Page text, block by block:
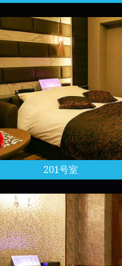
201号室